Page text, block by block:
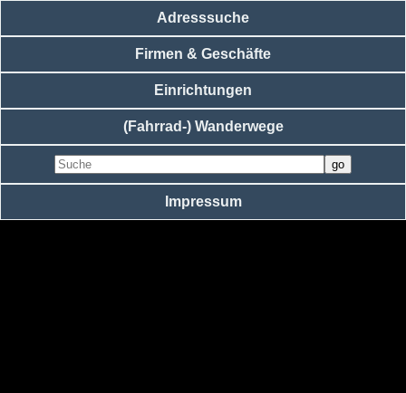
Adresssuche
Firmen & Geschäfte
Einrichtungen
(Fahrrad-) Wanderwege
Impressum